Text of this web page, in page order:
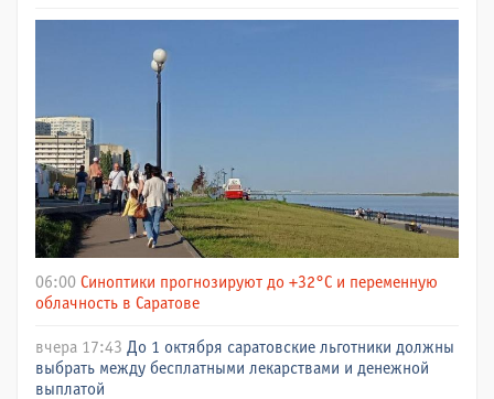
06:00 Синоптики прогнозируют до +32°C и переменную
облачность в Саратове
вчера 17:43 До 1 октября саратовские льготники должны
выбрать между бесплатными лекарствами и денежной
выплатой